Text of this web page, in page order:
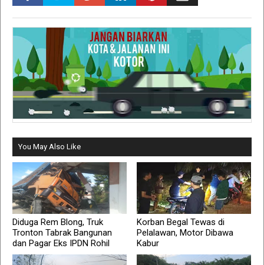
You May Also Like
Diduga Rem Blong, Truk
Tronton Tabrak Bangunan
dan Pagar Eks IPDN Rohil
Korban Begal Tewas di
Pelalawan, Motor Dibawa
Kabur